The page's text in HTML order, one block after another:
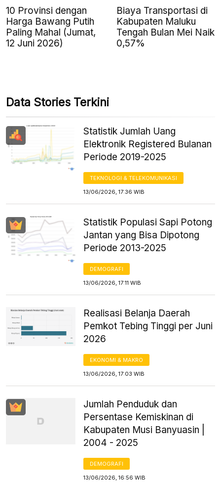
10 Provinsi dengan
Harga Bawang Putih
Paling Mahal (Jumat,
12 Juni 2026)
Biaya Transportasi di
Kabupaten Maluku
Tengah Bulan Mei Naik
0,57%
Data Stories Terkini
Statistik Jumlah Uang
Elektronik Registered Bulanan
Periode 2019-2025
TEKNOLOGI & TELEKOMUNIKASI
13/06/2026, 17:36 WIB
Statistik Populasi Sapi Potong
Jantan yang Bisa Dipotong
Periode 2013-2025
DEMOGRAFI
13/06/2026, 17:11 WIB
Realisasi Belanja Daerah
Pemkot Tebing Tinggi per Juni
2026
EKONOMI & MAKRO
13/06/2026, 17:03 WIB
Jumlah Penduduk dan
Persentase Kemiskinan di
Kabupaten Musi Banyuasin |
2004 - 2025
DEMOGRAFI
13/06/2026, 16:56 WIB